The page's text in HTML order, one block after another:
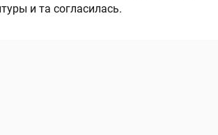
и та согласилась.